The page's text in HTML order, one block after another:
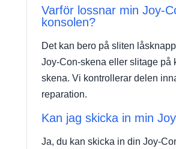
Varför lossnar min Joy-
konsolen?
Det kan bero på sliten
Joy-Con-skena eller slitage på
skena. Vi kontrollerar delen
reparation.
Kan jag skicka in min
Ja, du kan skicka in din Joy-